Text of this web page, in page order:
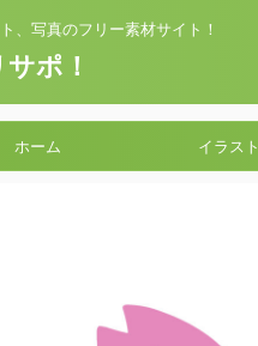
、写真のフリー素材サイト！
ポ！
ホーム イラスト